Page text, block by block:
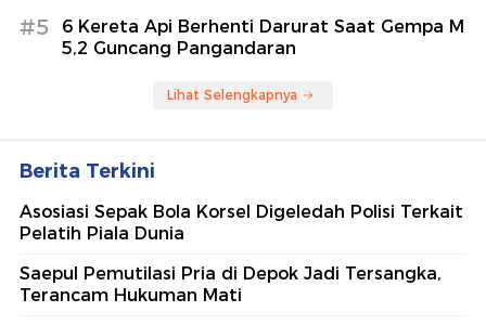
#5
6 Kereta Api Berhenti Darurat Saat Gempa M
5,2 Guncang Pangandaran
Lihat Selengkapnya
Berita Terkini
Asosiasi Sepak Bola Korsel Digeledah Polisi Terkait
Pelatih Piala Dunia
Saepul Pemutilasi Pria di Depok Jadi Tersangka,
Terancam Hukuman Mati